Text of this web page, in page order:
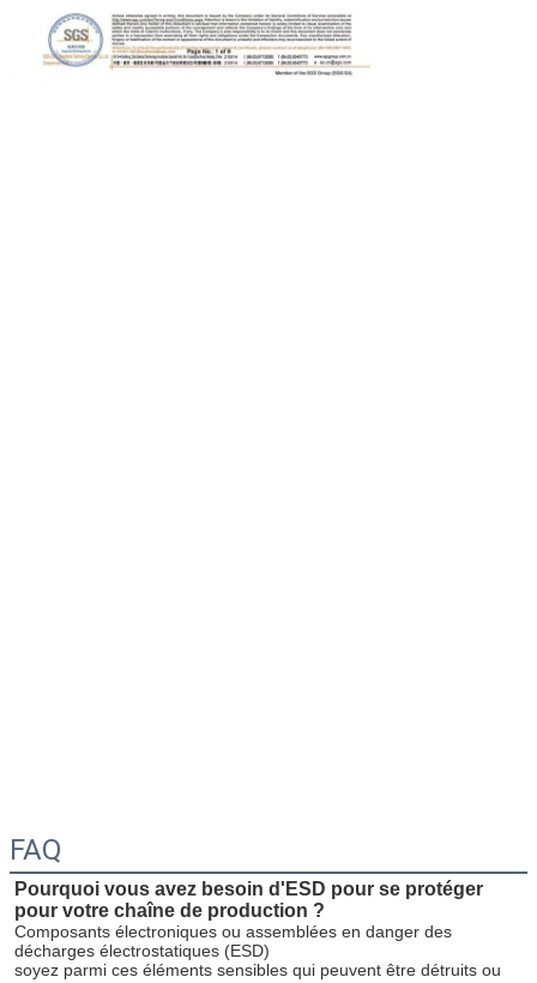
FAQ
Pourquoi vous avez besoin d'ESD pour se protéger
pour votre chaîne de production ?
Composants électroniques ou assemblées en danger des
décharges électrostatiques (ESD)
soyez parmi ces éléments sensibles qui peuvent être détruits ou